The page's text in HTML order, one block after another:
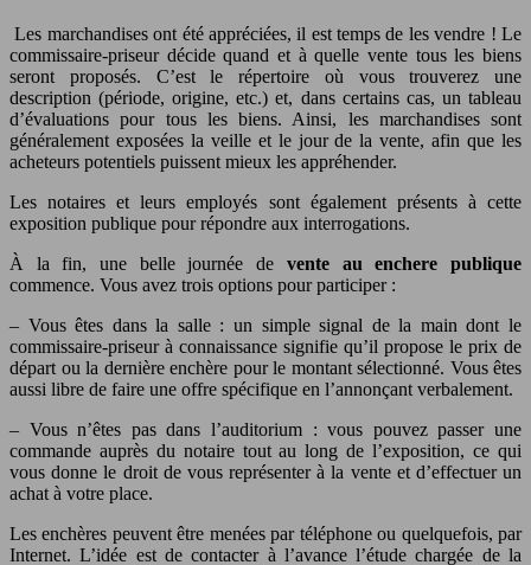
Les marchandises ont été appréciées, il est temps de les vendre ! Le
commissaire-priseur décide quand et à quelle vente tous les biens
seront proposés. C’est le répertoire où vous trouverez une
description (période, origine, etc.) et, dans certains cas, un tableau
d’évaluations pour tous les biens. Ainsi, les marchandises sont
généralement exposées la veille et le jour de la vente, afin que les
acheteurs potentiels puissent mieux les appréhender.
Les notaires et leurs employés sont également présents à cette
exposition publique pour répondre aux interrogations.
À la fin, une belle journée de vente au enchere publique
commence. Vous avez trois options pour participer :
– Vous êtes dans la salle : un simple signal de la main dont le
commissaire-priseur à connaissance signifie qu’il propose le prix de
départ ou la dernière enchère pour le montant sélectionné. Vous êtes
aussi libre de faire une offre spécifique en l’annonçant verbalement.
– Vous n’êtes pas dans l’auditorium : vous pouvez passer une
commande auprès du notaire tout au long de l’exposition, ce qui
vous donne le droit de vous représenter à la vente et d’effectuer un
achat à votre place.
Les enchères peuvent être menées par téléphone ou quelquefois, par
Internet. L’idée est de contacter à l’avance l’étude chargée de la